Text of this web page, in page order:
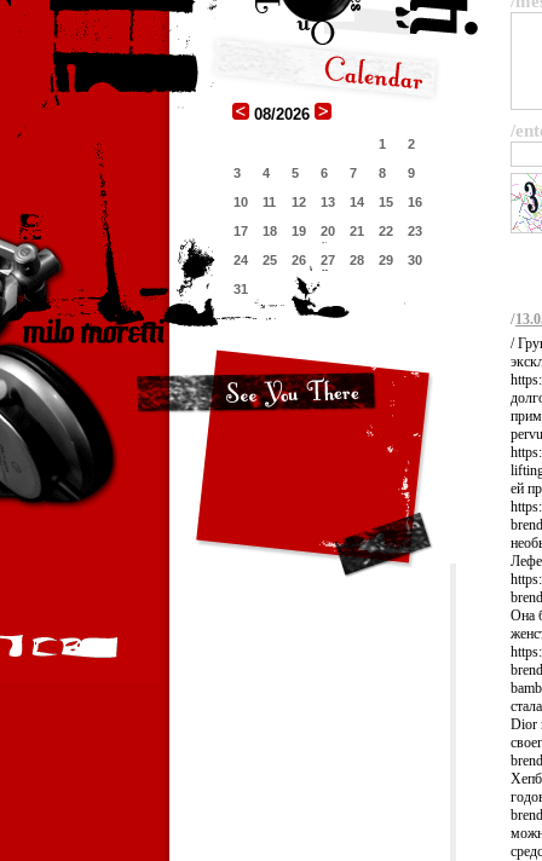
08/2026
1
2
3
4 5 6 7 8
9
10
11 12 13 14 15
16
17
18 19 20 21 22
23
24
25 26 27 28 29
30
31
/
/
/
ей
Она
Dior